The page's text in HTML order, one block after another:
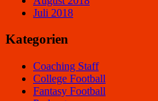
Juli 2018
Kategorien
Coaching Staff
College Football
Fantasy Football